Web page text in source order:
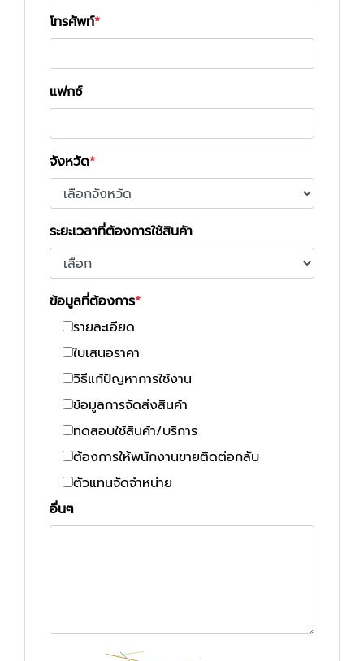
โทรศัพท์
แฟกซ์
จังหวัด
ระยะเวลาที่ต้องการใช้สินค้า
ข้อมูลที่ต้องการ
รายละเอียด
ใบเสนอราคา
วิธีแก้ปัญหาการใช้งาน
ข้อมูลการจัดส่งสินค้า
ทดสอบใช้สินค้า/บริการ
ต้องการให้พนักงานขายติดต่อกลับ
ตัวแทนจัดจำหน่าย
อื่นๆ